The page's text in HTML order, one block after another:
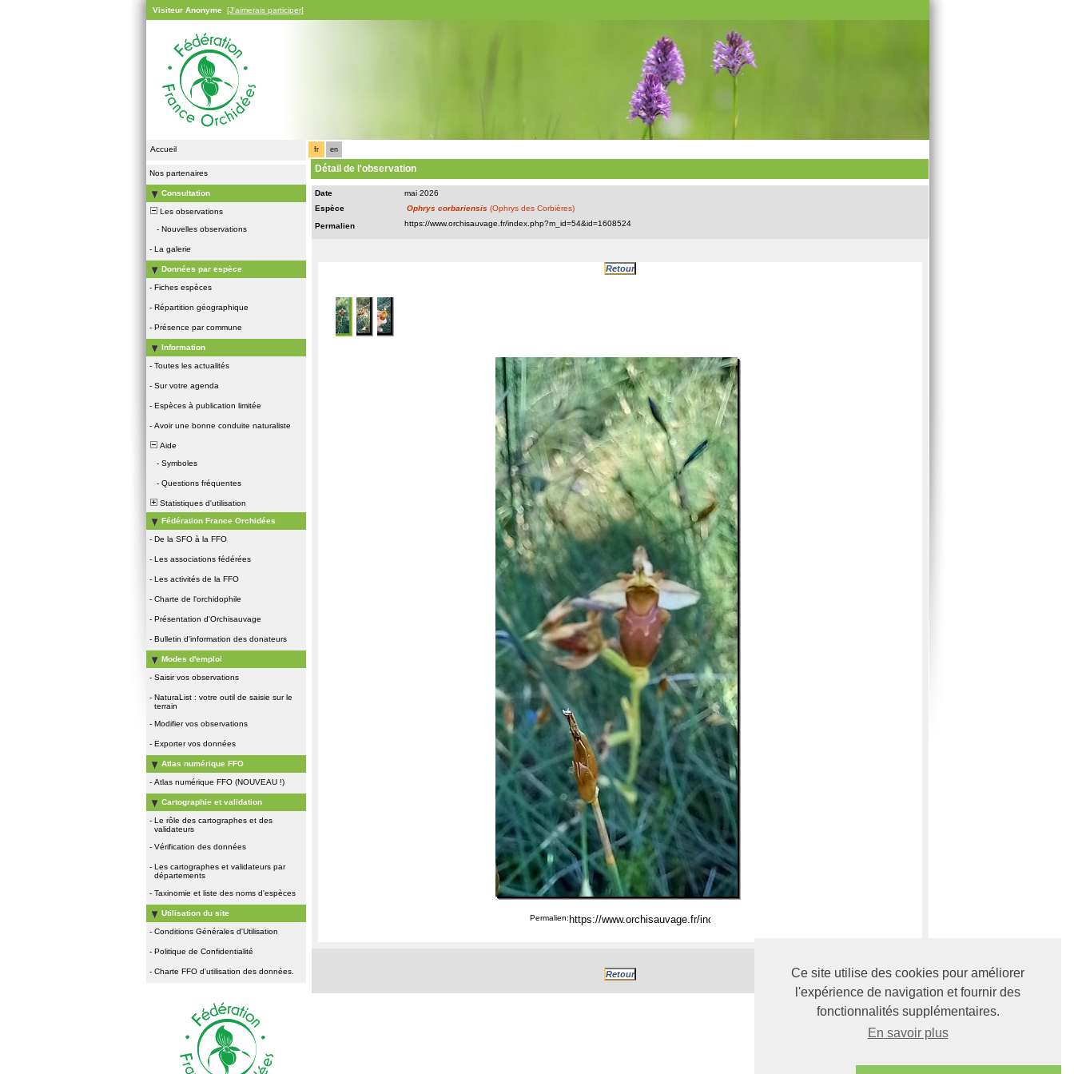
Ce site utilise des cookies pour améliorer
l'expérience de navigation et fournir des
fonctionnalités supplémentaires.
En savoir plus
Visiteur Anonyme [J'aimerais participer]
Accueil
Nos partenaires
Consultation
Les observations
- Nouvelles observations
- La galerie
Données par espèce
- Fiches espèces
- Répartition géographique
- Présence par commune
Information
- Toutes les actualités
- Sur votre agenda
- Espèces à publication limitée
- Avoir une bonne conduite naturaliste
Aide
- Symboles
- Questions fréquentes
Statistiques d'utilisation
Fédération France Orchidées
- De la SFO à la FFO
- Les associations fédérées
- Les activités de la FFO
- Charte de l'orchidophile
- Présentation d'Orchisauvage
- Bulletin d'information des donateurs
Modes d'emploi
- Saisir vos observations
- NaturaList : votre outil de saisie sur le
terrain
- Modifier vos observations
- Exporter vos données
Atlas numérique FFO
- Atlas numérique FFO (NOUVEAU !)
Cartographie et validation
- Le rôle des cartographes et des
validateurs
- Vérification des données
- Les cartographes et validateurs par
départements
- Taxinomie et liste des noms d'espèces
Utilisation du site
- Conditions Générales d'Utilisation
- Politique de Confidentialité
- Charte FFO d'utilisation des données.
fr en
Détail de l'observation
Date
mai 2026
Espèce
Ophrys corbariensis (Ophrys des Corbières)
Permalien
Permalien: